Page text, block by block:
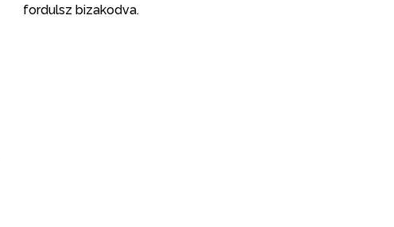
fordulsz bizakodva.